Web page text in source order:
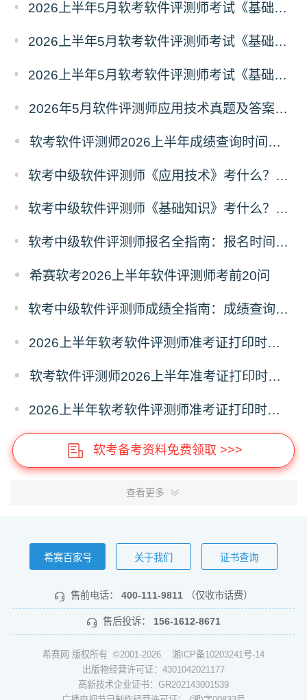
2026上半年5月软考软件评测师考试《基础知识》真题及答案（21-30）
2026上半年5月软考软件评测师考试《基础知识》真题及答案（11-20）
2026上半年5月软考软件评测师考试《基础知识》真题及答案（1-10）
2026年5月软件评测师应用技术真题及答案（考生回忆版）
软考软件评测师2026上半年成绩查询时间及入口
软考中级软件评测师《应用技术》考什么？软件评测师应用技术科目考试内容
软考中级软件评测师《基础知识》考什么？软件评测师基础知识科目考试内容
软考中级软件评测师报名全指南：报名时间、入口、流程、资料、注意事项
希赛软考2026上半年软件评测师考前20问
软考中级软件评测师成绩全指南：成绩查询时间、入口、流程、合格标准、成绩复查
2026上半年软考软件评测师准考证打印时间5月18日起
软考软件评测师2026上半年准考证打印时间汇总
2026上半年软考软件评测师准考证打印时间入口及要求
软考备考资料免费领取 >>>
查看更多
希赛百家号 关于我们 证书查询
售前电话： 400-111-9811 （仅收市话费）
售后投诉： 156-1612-8671
希赛网 版权所有 ©2001-2026 湘ICP备10203241号-14
出版物经营许可证：4301042021177
高新技术企业证书：GR202143001539